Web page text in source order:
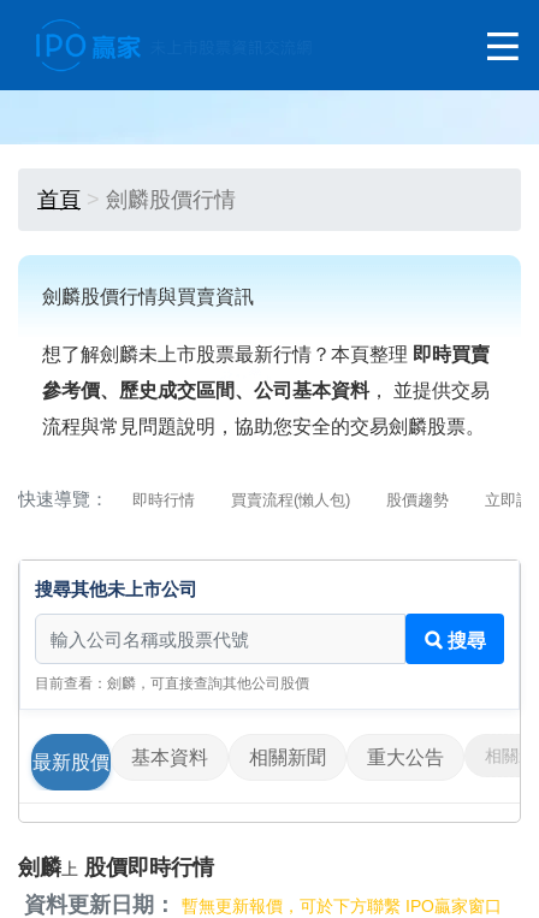
首頁 劍麟股價行情
劍麟股價行情與買賣資訊
想了解劍麟未上市股票最新行情？本頁整理 即時買賣
參考價、歷史成交區間、公司基本資料， 並提供交易
流程與常見問題說明，協助您安全的交易劍麟股票。
快速導覽： 即時行情 買賣流程(懶人包) 股價趨勢 立即詢
搜尋其他未上市公司
搜尋其他未上市公司
搜尋
目前查看：劍麟，可直接查詢其他公司股價
最新股價 基本資料 相關新聞 重大公告 相關影
劍麟 上 股價即時行情
資料更新日期：
暫無更新報價，可於下方聯繫 IPO贏家窗口